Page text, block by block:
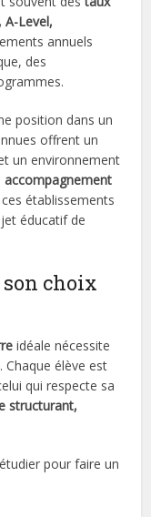
A-Level,
annuels
des
position dans un
offrent un
un environnement
accompagnement
établissements
éducatif de
choix
idéale nécessite
Chaque élève est
qui respecte sa
structurant,
pour faire un